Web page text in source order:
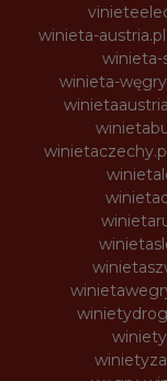
winieta-austria.pl
winieta-
winieta-